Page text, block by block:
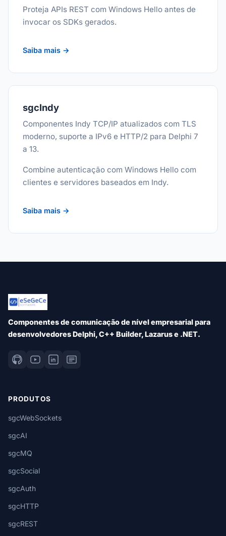
Proteja APIs REST com Windows Hello antes de
invocar os SDKs gerados.
Saiba mais →
sgcIndy
Componentes Indy TCP/IP atualizados com TLS
moderno, suporte a IPv6 e HTTP/2 para Delphi 7
a 13.
Combine autenticação com Windows Hello com
clientes e servidores baseados em Indy.
Saiba mais →
Componentes de comunicação de nível empresarial para
desenvolvedores Delphi, C++ Builder, Lazarus e .NET.
PRODUTOS
sgcWebSockets
sgcAI
sgcMQ
sgcSocial
sgcAuth
sgcHTTP
sgcREST